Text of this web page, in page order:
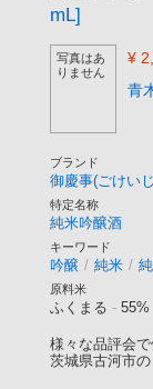
mL]
写真はあ
りません
¥
青
ブランド
御慶事(ごけい
特定名称
純米吟醸酒
キーワード
吟醸 / 純米 /
原料米
ふくまる - 55%
様々な品評会
茨城県古河市